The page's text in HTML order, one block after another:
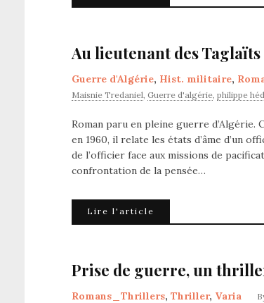
Au lieutenant des
Guerre d'Algérie, Hist. militaire,
Maisnie Tredaniel, Guerre d'algérie, philippe
Roman paru en pleine guerre
en 1960, il relate les états d’âme d’un
de l’officier face aux missions de
confrontation de la pensée…
Lire l'article
Prise de guerre, un
Romans_Thrillers, Thriller, Varia